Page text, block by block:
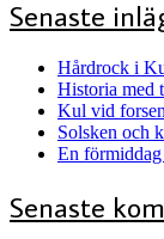
Senaste
Hårdrock i
Historia med
Kul vid forsen
Solsken och
En förmiddag
Senaste